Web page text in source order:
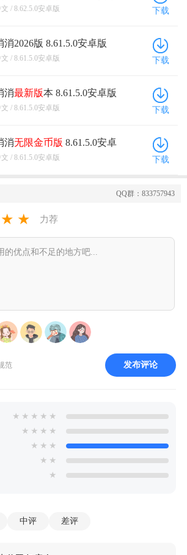
/ 8.62.5.0安卓版 下载
2026版 8.61.5.0安卓版
/ 8.61.5.0安卓版 下载
消最新版本 8.61.5.0安卓版
/ 8.61.5.0安卓版 下载
消无限金币版 8.61.5.0安卓
/ 8.61.5.0安卓版 下载
QQ群：833757943
★ ★ 力荐
范 发布评论
★ ★ ★ ★ ★
★ ★ ★ ★
★ ★ ★
★ ★
★
中评 差评